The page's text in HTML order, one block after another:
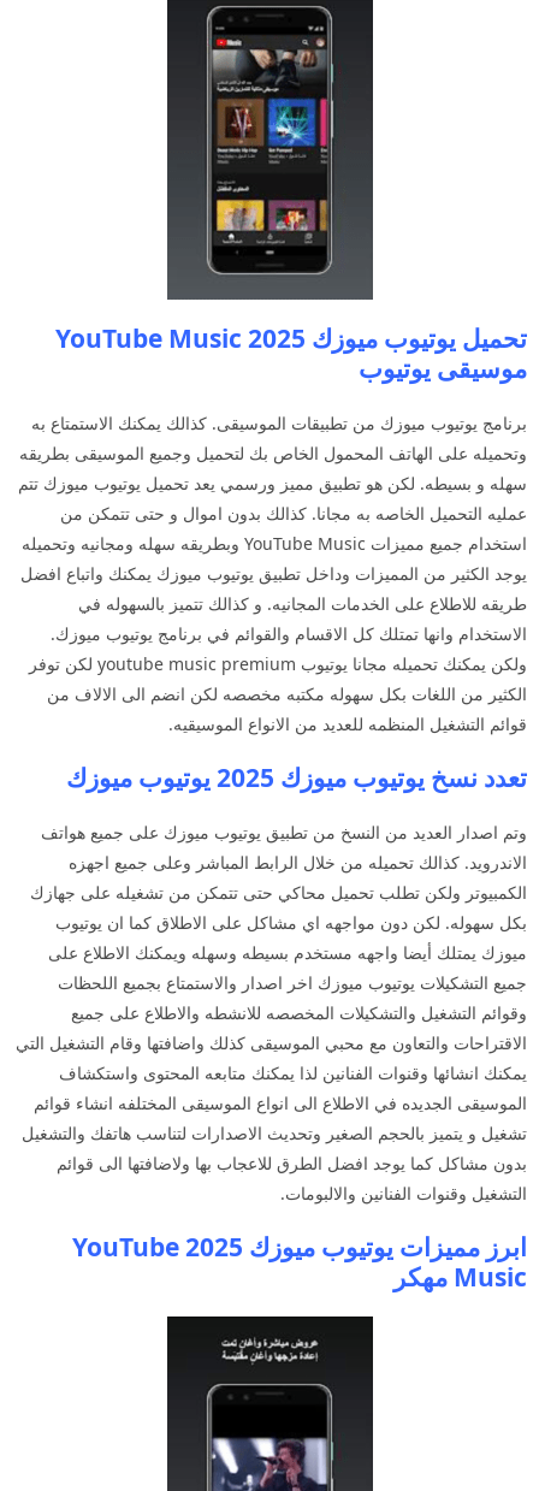
تحميل يوتيوب ميوزك 2025 YouTube Music
موسيقى يوتيوب
برنامج يوتيوب ميوزك من تطبيقات الموسيقى. كذالك يمكنك الاستمتاع به
وتحميله على الهاتف المحمول الخاص بك لتحميل وجميع الموسيقى بطريقه
سهله و بسيطه. لكن هو تطبيق مميز ورسمي يعد تحميل يوتيوب ميوزك تتم
عمليه التحميل الخاصه به مجانا. كذالك بدون اموال و حتى تتمكن من
استخدام جميع مميزات YouTube Music وبطريقه سهله ومجانيه وتحميله
يوجد الكثير من المميزات وداخل تطبيق يوتيوب ميوزك يمكنك واتباع افضل
طريقه للاطلاع على الخدمات المجانيه. و كذالك تتميز بالسهوله في
الاستخدام وانها تمتلك كل الاقسام والقوائم في برنامج يوتيوب ميوزك.
ولكن يمكنك تحميله مجانا يوتيوب youtube music premium لكن توفر
الكثير من اللغات بكل سهوله مكتبه مخصصه لكن انضم الى الالاف من
قوائم التشغيل المنظمه للعديد من الانواع الموسيقيه.
تعدد نسخ يوتيوب ميوزك 2025 يوتيوب ميوزك
وتم اصدار العديد من النسخ من تطبيق يوتيوب ميوزك على جميع هواتف
الاندرويد. كذالك تحميله من خلال الرابط المباشر وعلى جميع اجهزه
الكمبيوتر ولكن تطلب تحميل محاكي حتى تتمكن من تشغيله على جهازك
بكل سهوله. لكن دون مواجهه اي مشاكل على الاطلاق كما ان يوتيوب
ميوزك يمتلك أيضا واجهه مستخدم بسيطه وسهله ويمكنك الاطلاع على
جميع التشكيلات يوتيوب ميوزك اخر اصدار والاستمتاع بجميع اللحظات
وقوائم التشغيل والتشكيلات المخصصه للانشطه والاطلاع على جميع
الاقتراحات والتعاون مع محبي الموسيقى كذلك واضافتها وقام التشغيل التي
يمكنك انشائها وقنوات الفنانين لذا يمكنك متابعه المحتوى واستكشاف
الموسيقى الجديده في الاطلاع الى انواع الموسيقى المختلفه انشاء قوائم
تشغيل و يتميز بالحجم الصغير وتحديث الاصدارات لتناسب هاتفك والتشغيل
بدون مشاكل كما يوجد افضل الطرق للاعجاب بها ولاضافتها الى قوائم
التشغيل وقنوات الفنانين والالبومات.
ابرز مميزات يوتيوب ميوزك 2025 YouTube
Music مهكر